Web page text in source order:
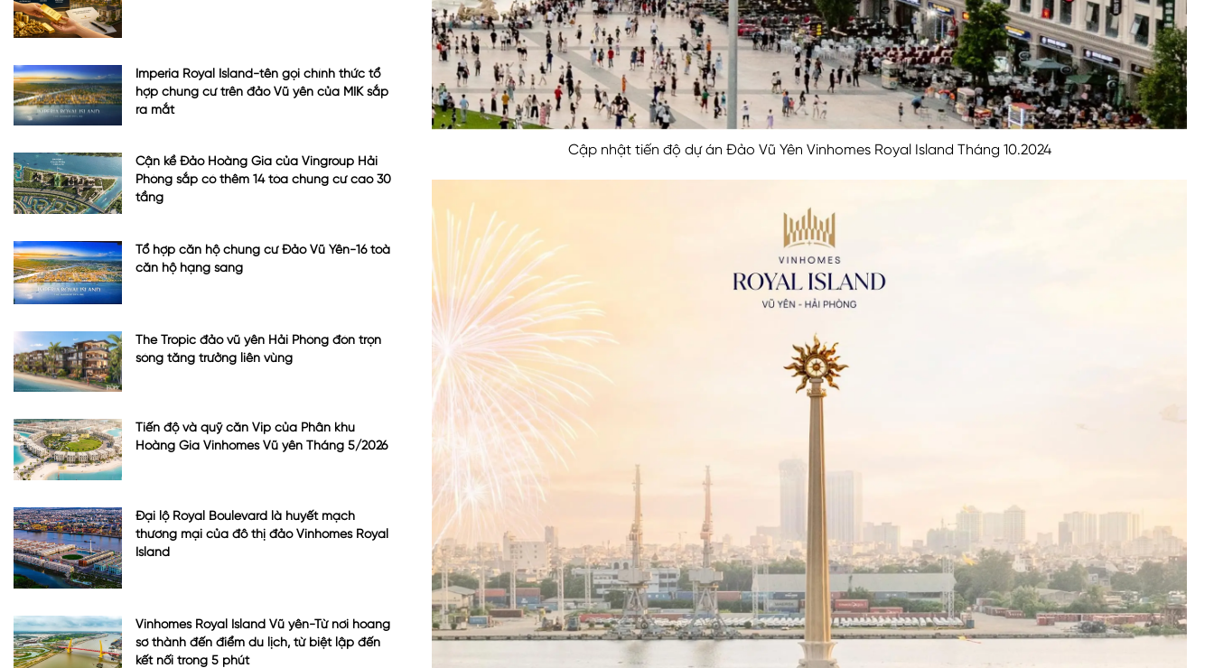
Cập nhật tiến độ dự án Đảo Vũ Yên Vinhomes Royal Island Tháng 10.2024
Imperia Royal Island-tên gọi chính thức tổ
hợp chung cư trên đảo Vũ yên của MIK sắp
ra mắt
Cận kề Đảo Hoàng Gia của Vingroup Hải
Phòng sắp có thêm 14 tòa chung cư cao 30
tầng
Tổ hợp căn hộ chung cư Đảo Vũ Yên-16 toà
căn hộ hạng sang
The Tropic đảo vũ yên Hải Phòng đón trọn
sóng tăng trưởng liên vùng
Tiến độ và quỹ căn Vip của Phân khu
Hoàng Gia Vinhomes Vũ yên Tháng 5/2026
Đại lộ Royal Boulevard là huyết mạch
thương mại của đô thị đảo Vinhomes Royal
Island
Vinhomes Royal Island Vũ yên-Từ nơi hoang
sơ thành đến điểm du lịch, từ biệt lập đến
kết nối trong 5 phút